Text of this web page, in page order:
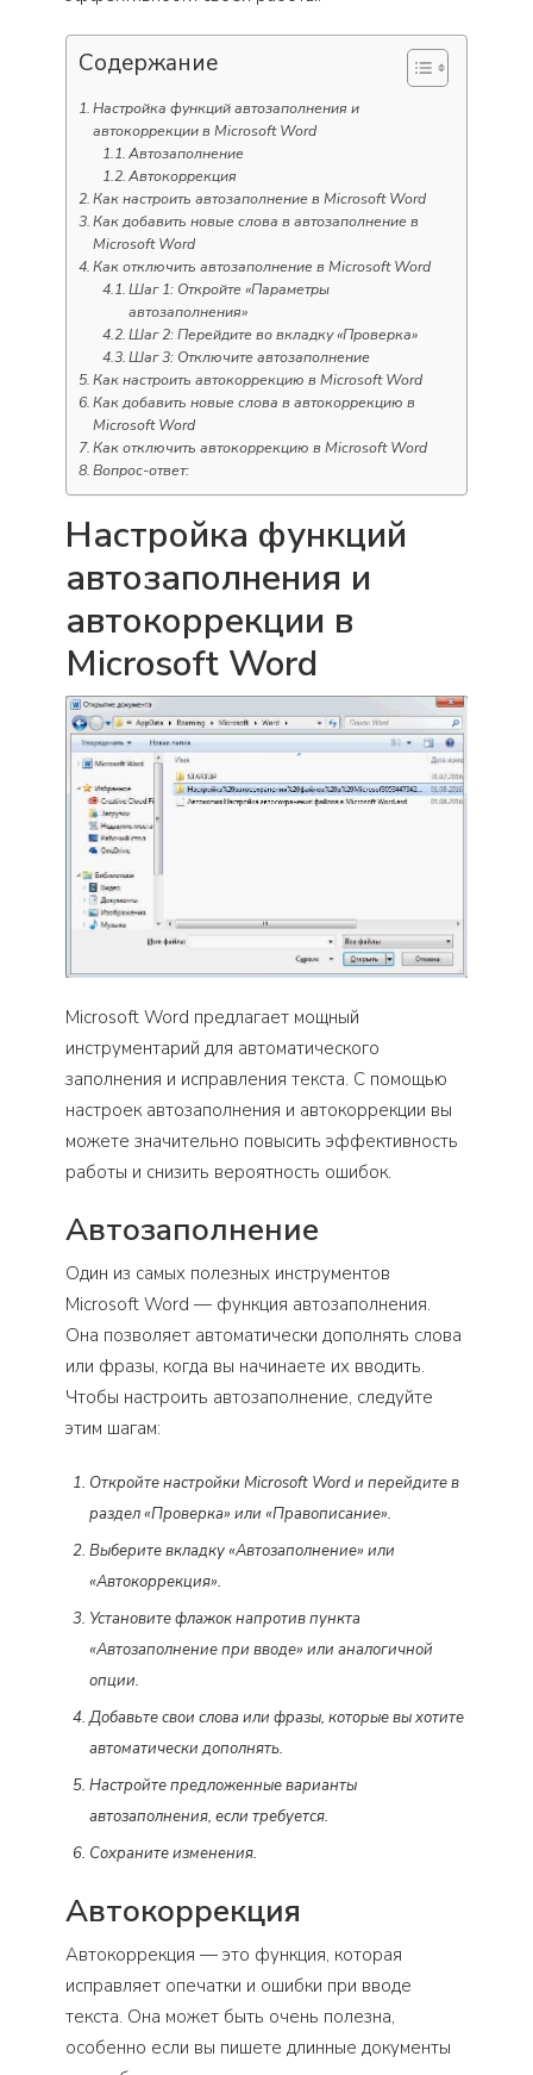
Содержание
Настройка функций автозаполнения и
автокоррекции в Microsoft Word
Автозаполнение
Автокоррекция
Как настроить автозаполнение в Microsoft Word
Как добавить новые слова в автозаполнение в
Microsoft Word
Как отключить автозаполнение в Microsoft Word
Шаг 1: Откройте «Параметры
автозаполнения»
Шаг 2: Перейдите во вкладку «Проверка»
Шаг 3: Отключите автозаполнение
Как настроить автокоррекцию в Microsoft Word
Как добавить новые слова в автокоррекцию в
Microsoft Word
Как отключить автокоррекцию в Microsoft Word
Вопрос-ответ:
Настройка функций
автозаполнения и
автокоррекции в
Microsoft Word
Microsoft Word предлагает мощный
инструментарий для автоматического
заполнения и исправления текста. С помощью
настроек автозаполнения и автокоррекции вы
можете значительно повысить эффективность
работы и снизить вероятность ошибок.
Автозаполнение
Один из самых полезных инструментов
Microsoft Word — функция автозаполнения.
Она позволяет автоматически дополнять слова
или фразы, когда вы начинаете их вводить.
Чтобы настроить автозаполнение, следуйте
этим шагам:
Откройте настройки Microsoft Word и перейдите в
раздел «Проверка» или «Правописание».
Выберите вкладку «Автозаполнение» или
«Автокоррекция».
Установите флажок напротив пункта
«Автозаполнение при вводе» или аналогичной
опции.
Добавьте свои слова или фразы, которые вы хотите
автоматически дополнять.
Настройте предложенные варианты
автозаполнения, если требуется.
Сохраните изменения.
Автокоррекция
Автокоррекция — это функция, которая
исправляет опечатки и ошибки при вводе
текста. Она может быть очень полезна,
особенно если вы пишете длинные документы